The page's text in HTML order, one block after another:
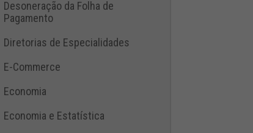
Desoneração da Folha de
Pagamento
Diretorias de Especialidades
E-Commerce
Economia
Economia e Estatística